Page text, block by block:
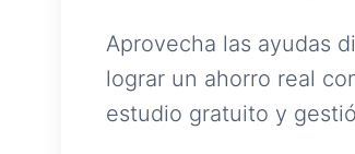
Aprovecha las ayudas
lograr un ahorro real
estudio gratuito y